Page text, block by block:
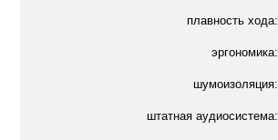
плавность хода:
эргономика:
шумоизоляция:
штатная аудиосистема: